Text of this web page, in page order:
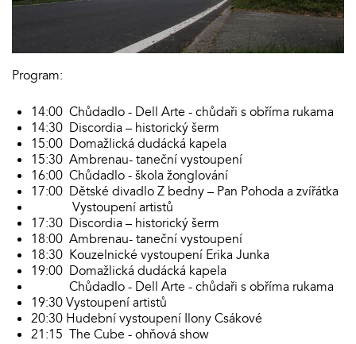
Program:
14:00 Chůdadlo - Dell Arte - chůdaři s obříma rukama
14:30 Discordia – historický šerm
15:00 Domažlická dudácká kapela
15:30 Ambrenau- taneční vystoupení
16:00 Chůdadlo - škola žonglování
17:00 Dětské divadlo Z bedny – Pan Pohoda a zvířátka
Vystoupení artistů
17:30 Discordia – historický šerm
18:00 Ambrenau- taneční vystoupení
18:30 Kouzelnické vystoupení Erika Junka
19:00 Domažlická dudácká kapela
Chůdadlo - Dell Arte - chůdaři s obříma rukama
19:30 Vystoupení artistů
20:30 Hudební vystoupení Ilony Csákové
21:15 The Cube - ohňová show